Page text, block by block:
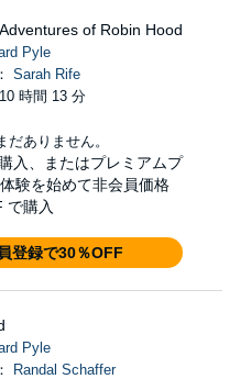
of Robin Hood
Pyle
Sarah Rife
時間 13 分
だありません。
入、またはプレミアムプ
験を始めて非会員価格
で購入
登録で30％OFF
Pyle
Randal Schaffer